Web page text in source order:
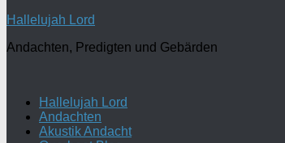
Hallelujah Lord
Andachten, Predigten und Gebärden
Hallelujah Lord
Andachten
Akustik Andacht